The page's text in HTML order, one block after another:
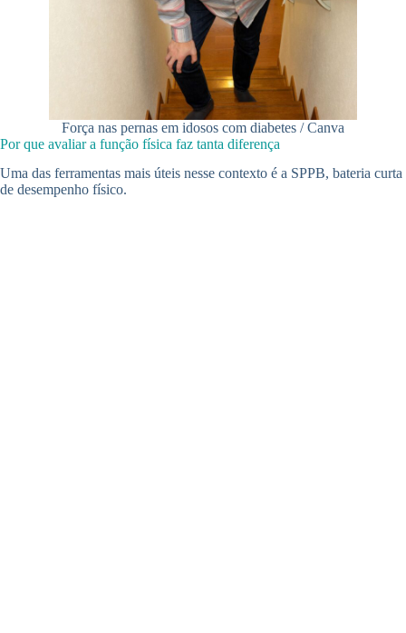
Força nas pernas em idosos com diabetes / Canva
Por que avaliar a função física faz tanta diferença
Uma das ferramentas mais úteis nesse contexto é a SPPB, bateria curta
de desempenho físico.